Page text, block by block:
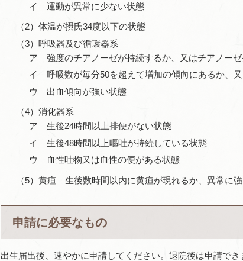
イ 運動が異常に少ない状態
（2）体温が摂氏34度以下の状態
（3）呼吸器及び循環器系
ア 強度のチアノーゼが持続するか、又はチアノー
イ 呼吸数が毎分50を超えて増加の傾向にあるか、
ウ 出血傾向が強い状態
（4）消化器系
ア 生後24時間以上排便がない状態
イ 生後48時間以上嘔吐が持続している状態
ウ 血性吐物又は血性の便がある状態
（5）黄疸 生後数時間以内に黄疸が現れるか、異常に
申請に必要なもの
出生届出後、速やかに申請してください。退院後は申請でき